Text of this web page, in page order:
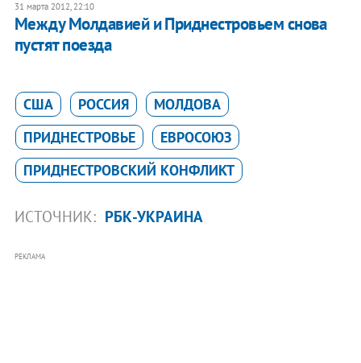
31 марта 2012, 22:10
Между Молдавией и Приднестровьем снова
пустят поезда
США РОССИЯ
МОЛДОВА
ПРИДНЕСТРОВЬЕ
ЕВРОСОЮЗ
ПРИДНЕСТРОВСКИЙ КОНФЛИКТ
ИСТОЧНИК: РБК-УКРАИНА
РЕКЛАМА